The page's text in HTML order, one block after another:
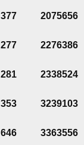
377 2075656
277 2276386
281 2338524
353 3239103
646 3363556